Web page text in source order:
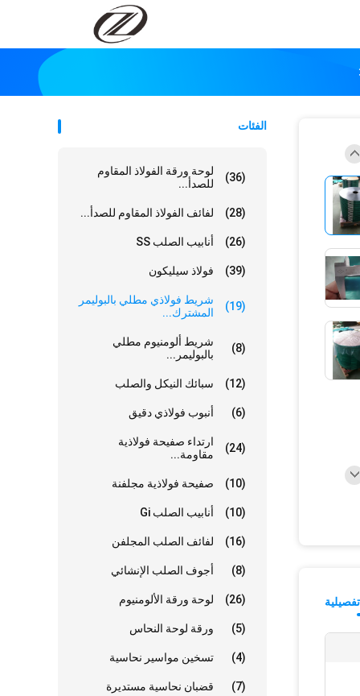
الفئات
لوحة ورقة الفولاذ المقاوم
للصدأ...
(36)
لفائف الفولاذ المقاوم للصدأ... (28)
أنابيب الصلب SS (26)
فولاذ سيليكون (39)
شريط فولاذي مطلي بالبوليمر
المشترك...
(19)
شريط ألومنيوم مطلي
بالبوليمر...
(8)
سبائك النيكل والصلب (12)
أنبوب فولاذي دقيق (6)
ارتداء صفيحة فولاذية
مقاومة...
(24)
صفيحة فولاذية مجلفنة (10)
أنابيب الصلب Gi (10)
لفائف الصلب المجلفن (16)
أجوف الصلب الإنشائي (8)
لوحة ورقة الألومنيوم (26)
ورقة لوحة النحاس (5)
تسخين مواسير نحاسية (4)
قضبان نحاسية مستديرة (7)